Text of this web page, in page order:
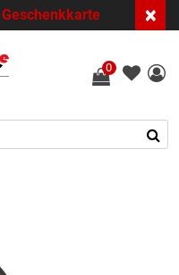
Geschenkkarte ×
0